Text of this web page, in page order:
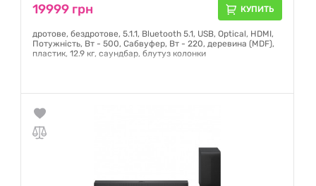
19999 грн КУПИТЬ
дротове, бездротове, 5.1.1, Bluetooth 5.1, USB, Optical, HDMI,
Потужність, Вт - 500, Сабвуфер, Вт - 220, деревина (MDF),
пластик, 12.9 кг, саундбар, блутуз колонки